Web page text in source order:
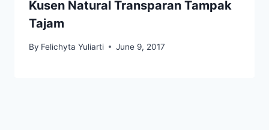
Kusen Natural Transparan Tampak
Tajam
By Felichyta Yuliarti June 9, 2017